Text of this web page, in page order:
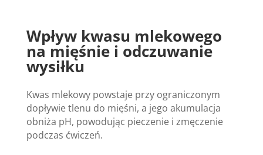
Wpływ kwasu mlekowego
na mięśnie i odczuwanie
wysiłku
Kwas mlekowy powstaje przy ograniczonym
dopływie tlenu do mięśni, a jego akumulacja
obniża pH, powodując pieczenie i zmęczenie
podczas ćwiczeń.